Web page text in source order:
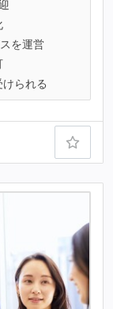
を運営
られる